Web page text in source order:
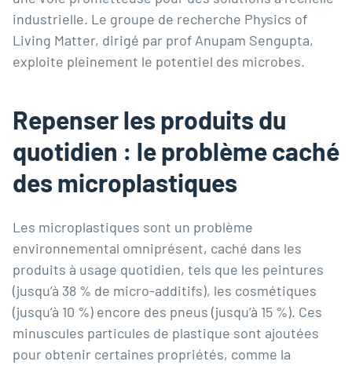
industrielle. Le groupe de recherche Physics of
Living Matter, dirigé par prof Anupam Sengupta,
exploite pleinement le potentiel des microbes.
Repenser les produits du
quotidien : le problème caché
des microplastiques
Les microplastiques sont un problème
environnemental omniprésent, caché dans les
produits à usage quotidien, tels que les peintures
(jusqu’à 38 % de micro-additifs), les cosmétiques
(jusqu’à 10 %) encore des pneus (jusqu’à 15 %). Ces
minuscules particules de plastique sont ajoutées
pour obtenir certaines propriétés, comme la